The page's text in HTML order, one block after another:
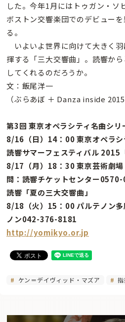
した。今年1月にはトゥガン・ソ
ボストン交響楽団でのデビュー
る。
いよいよ世界に向けて大きく
揮する「三大交響曲」。読響か
してくれるのだろうか。
文：飯尾洋一
（ぶらあぼ ＋ Danza inside 2015
第3回 東京オペラシティ名曲シリ
8/16（日）14：00 東京オペラシ
読響サマーフェスティバル 2015
8/17（月）18：30 東京芸術劇
問：読響チケットセンター
読響「夏の三大交響曲」
8/18（火）15：00 パルテノン
ノン042-376-8181
http://yomikyo.or.jp
ケン＝デイヴィッド・マズア 指